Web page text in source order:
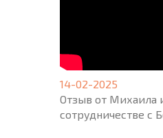
14-02-2025
Отзыв от Михаила
сотрудничестве с